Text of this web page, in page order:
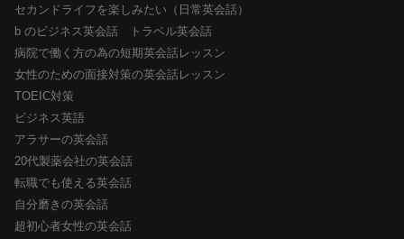
セカンドライフを楽しみたい（日常英会話）
b のビジネス英会話 トラベル英会話
病院で働く方の為の短期英会話レッスン
女性のための面接対策の英会話レッスン
TOEIC対策
ビジネス英語
アラサーの英会話
20代製薬会社の英会話
転職でも使える英会話
自分磨きの英会話
超初心者女性の英会話